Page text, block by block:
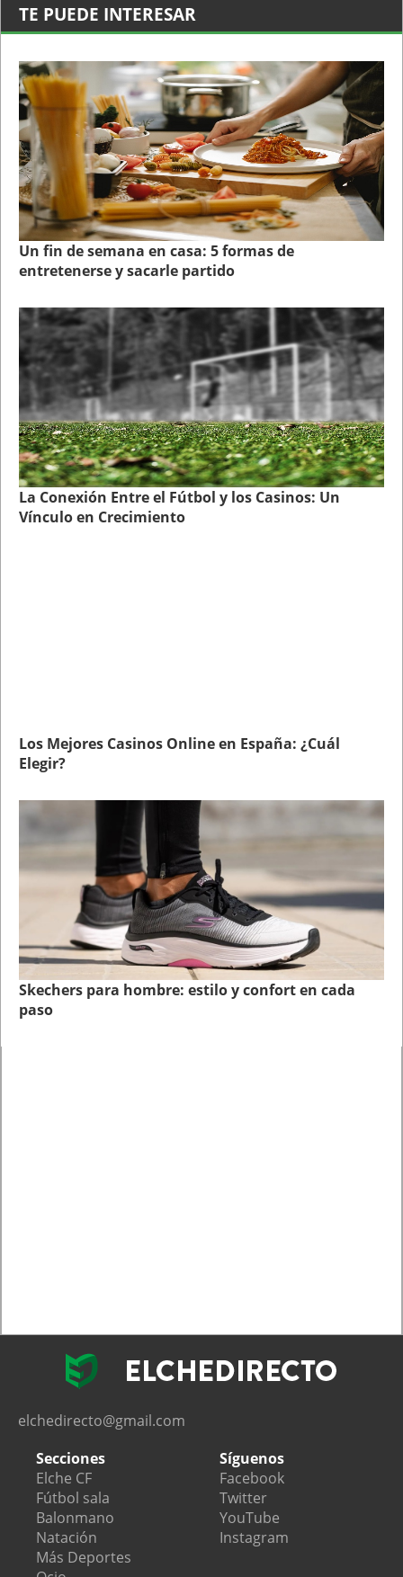
TE PUEDE INTERESAR
Un fin de semana en casa: 5 formas de
entretenerse y sacarle partido
La Conexión Entre el Fútbol y los Casinos: Un
Vínculo en Crecimiento
Los Mejores Casinos Online en España: ¿Cuál
Elegir?
Skechers para hombre: estilo y confort en cada
paso
elchedirecto@gmail.com
Secciones
Elche CF
Fútbol sala
Balonmano
Natación
Más Deportes
Síguenos
Facebook
Twitter
YouTube
Instagram